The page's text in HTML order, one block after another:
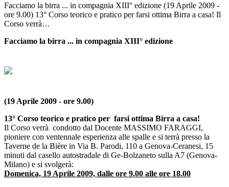
Facciamo la birra ... in compagnia XIII° edizione (19 Aprile 2009 -
ore 9.00) 13° Corso teorico e pratico per farsi ottima Birra a casa! Il
Corso verrà…
Facciamo la birra ... in compagnia XIII° edizione
(19 Aprile 2009 - ore 9.00)
13° Corso teorico e pratico per farsi ottima Birra a casa!
Il Corso verrà condotto dal Docente MASSIMO FARAGGI,
pioniere con ventennale esperienza alle spalle e si terrà presso la
Taverne de la Bière in Via B. Parodi, 110 a Genova-Ceranesi, 15
minuti dal casello autostradale di Ge-Bolzaneto sulla A7 (Genova-
Milano) e si svolgerà:
Domenica, 19 Aprile 2009, dalle ore 9.00 alle ore 18.00